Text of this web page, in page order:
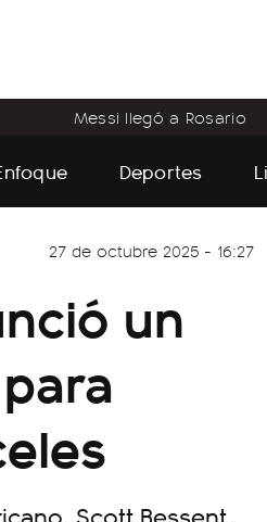
Messi llegó a Rosario
Deportes
27 de octubre 2025 - 16:27
un
Scott Bessent,